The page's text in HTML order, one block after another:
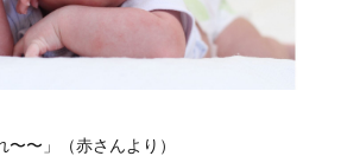
〜〜」（赤さんより）